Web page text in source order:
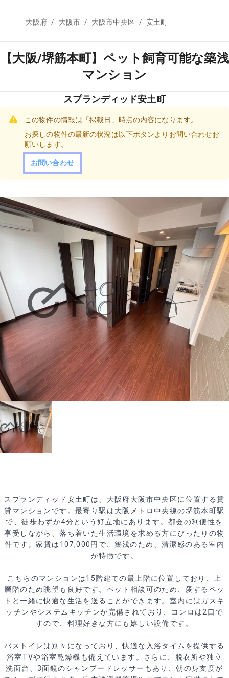
大阪府 / 大阪市 / 大阪市中央区 / 安土町
【大阪/堺筋本町】ペット飼育可能な築浅
マンション
スプランディッド安土町
この物件の情報は「掲載日」時点の内容になります。
お探しの物件の最新の状況は以下ボタンよりお問い合わせお
願いします。
お問い合わせ
スプランディッド安土町は、大阪府大阪市中央区に位置する賃
貸マンションです。最寄り駅は大阪メトロ中央線の堺筋本町駅
で、徒歩わずか4分という好立地にあります。都会の利便性を
享受しながら、落ち着いた生活環境を求める方にぴったりの物
件です。家賃は107,000円で、築浅のため、清潔感のある室内
が特徴です。
こちらのマンションは15階建ての最上階に位置しており、上
層階のため眺望も良好です。ペット相談可のため、愛するペッ
トと一緒に快適な生活を送ることができます。室内にはガスキ
ッチンやシステムキッチンが完備されており、コンロは2口で
すので、料理好きな方にも嬉しい設備です。
バストイレは別々になっており、快適な入浴タイムを提供する
浴室TVや浴室乾燥機も備えています。さらに、脱衣所や独立
洗面台、3面鏡のシャンプードレッサーもあり、朝の身支度が